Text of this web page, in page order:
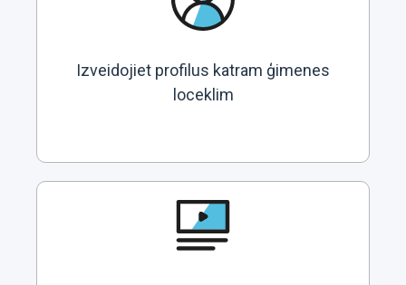
Izveidojiet profilus katram ģimenes
loceklim